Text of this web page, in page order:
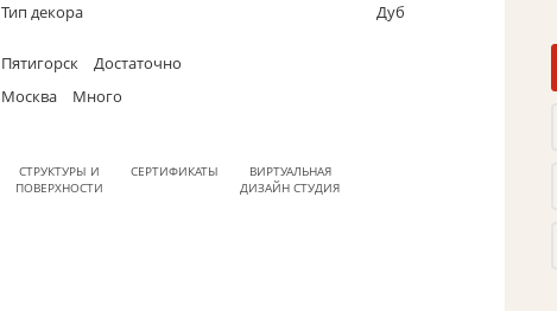
Тип декора
Дуб
Пятигорск
Достаточно
Москва
Много
СТРУКТУРЫ И
ПОВЕРХНОСТИ
СЕРТИФИКАТЫ
ВИРТУАЛЬНАЯ
ДИЗАЙН СТУДИЯ